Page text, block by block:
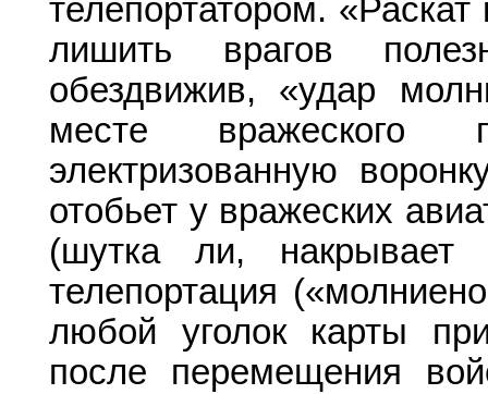
телепортатором.
лишить врагов
обездвижив, «удар
месте вражеского
электризованную
отобьет у вражеских
(шутка ли,
телепортация
любой уголок карты
после перемещения